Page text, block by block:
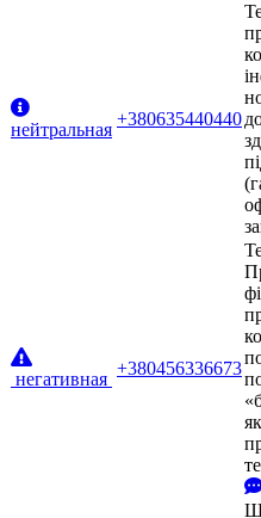
нейтральная
+380635440440
негативная
+380456336673